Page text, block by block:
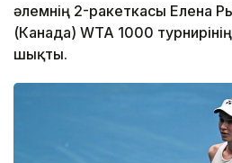
әлемнің 2-ракеткасы Елена
(Канада) WTA 1000
шықты.